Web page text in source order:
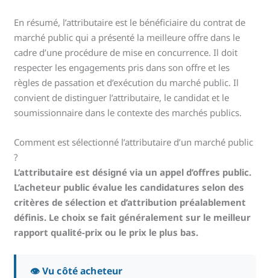
En résumé, l’attributaire est le bénéficiaire du contrat de
marché public qui a présenté la meilleure offre dans le
cadre d’une procédure de mise en concurrence. Il doit
respecter les engagements pris dans son offre et les
règles de passation et d’exécution du marché public. Il
convient de distinguer l’attributaire, le candidat et le
soumissionnaire dans le contexte des marchés publics.
Comment est sélectionné l’attributaire d’un marché public
?
L’attributaire est désigné via un appel d’offres public.
L’acheteur public évalue les candidatures selon des
critères de sélection et d’attribution préalablement
définis. Le choix se fait généralement sur le meilleur
rapport qualité-prix ou le prix le plus bas.
👁️ Vu côté acheteur